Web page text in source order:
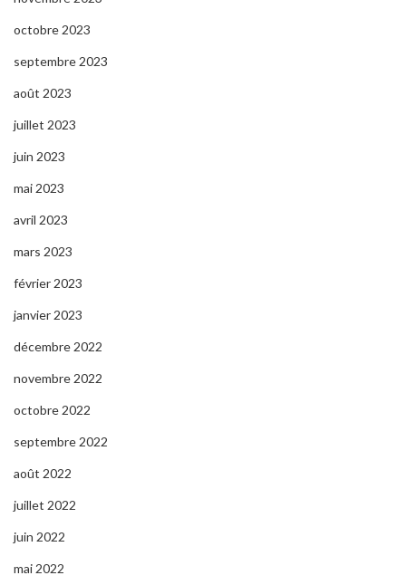
octobre 2023
septembre 2023
août 2023
juillet 2023
juin 2023
mai 2023
avril 2023
mars 2023
février 2023
janvier 2023
décembre 2022
novembre 2022
octobre 2022
septembre 2022
août 2022
juillet 2022
juin 2022
mai 2022